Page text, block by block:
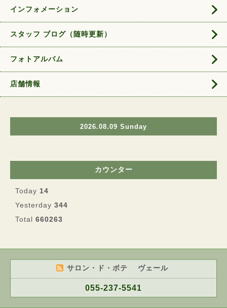
インフォメーション
スタッフ ブログ（随時更新）
フォトアルバム
店舗情報
2026.08.09 Sunday
カウンター
Today 14
Yesterday 344
Total 660263
サロン・ド・ボテ ヴェール
055-237-5541